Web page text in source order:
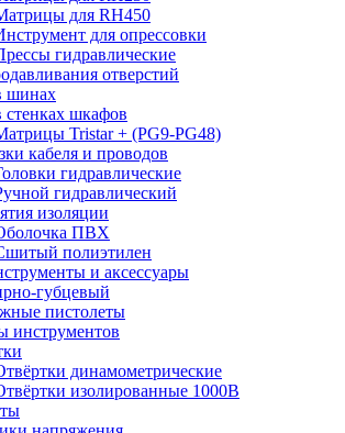
для RH450
для опрессовки
гидравлические
отверстий
шинах
стенках шкафов
Tristar + (PG9-PG48)
кабеля и проводов
гидравлические
гидравлический
изоляции
ПВХ
полиэтилен
и аксессуары
губцевый
пистолеты
инструментов
динамометрические
изолированные 1000В